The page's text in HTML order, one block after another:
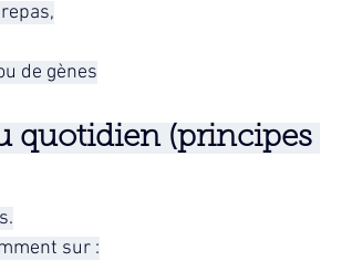
de gènes
quotidien (principes
sur :